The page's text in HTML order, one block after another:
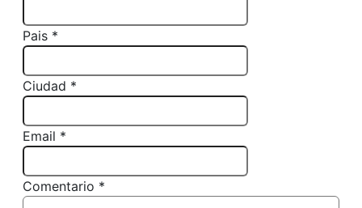
Pais *
Ciudad *
Email *
Comentario *